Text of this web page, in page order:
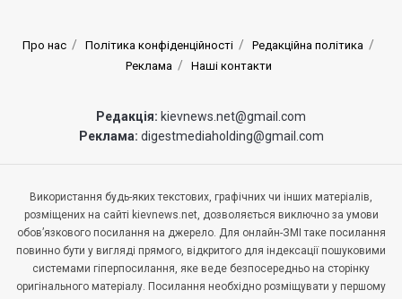
Про нас Політика конфіденційності
Редакційна політика
Реклама
Наші контакти
Редакція: kievnews.net@gmail.com
Реклама: digestmediaholding@gmail.com
Використання будь-яких текстових, графічних чи інших матеріалів,
розміщених на сайті kievnews.net, дозволяється виключно за умови
обов’язкового посилання на джерело. Для онлайн-ЗМІ таке посилання
повинно бути у вигляді прямого, відкритого для індексації пошуковими
системами гіперпосилання, яке веде безпосередньо на сторінку
оригінального матеріалу. Посилання необхідно розміщувати у першому